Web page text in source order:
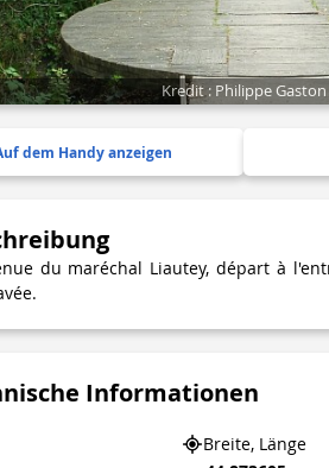
Kredit : Philippe Gaston
dem Handy anzeigen
du maréchal Liautey, départ à
Informationen
Breite, Länge